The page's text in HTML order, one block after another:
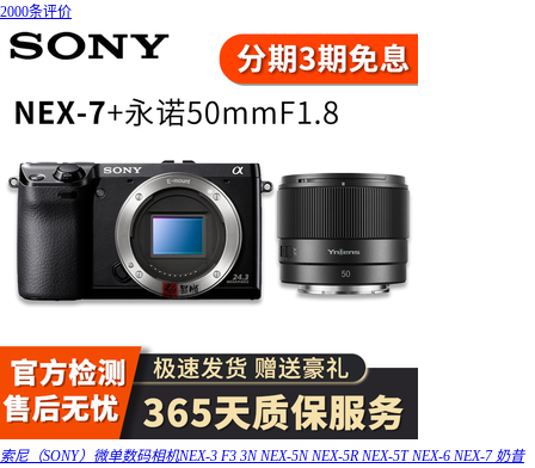
2000条评价
索尼（SONY）微单数码相机NEX-3 F3 3N NEX-5N NEX-5R NEX-5T NEX-6 NEX-7 奶昔